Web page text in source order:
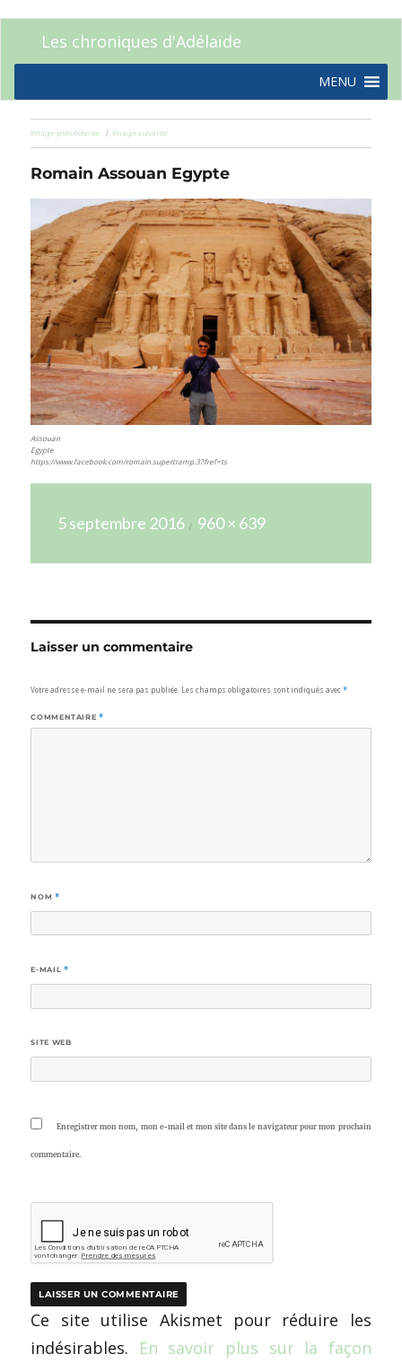
Les chroniques d'Adélaïde
MENU
Image précédente Image suivante
Romain Assouan Egypte
Assouan
Egypte
https://www.facebook.com/romain.supertramp.3?fref=ts
le
5 septembre 2016
réelle
960 × 639
Laisser un commentaire
Votre adresse e-mail ne sera pas publiée. Les champs obligatoires sont indiqués avec*
COMMENTAIRE *
NOM *
E-MAIL *
SITE WEB
Enregistrer mon nom, mon e-mail et mon site dans le navigateur pour mon prochain
commentaire.
Ce site utilise Akismet pour réduire les
indésirables. En savoir plus sur la façon